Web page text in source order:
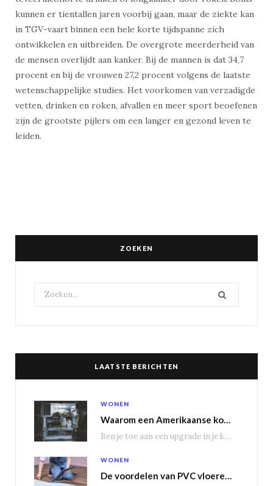
kunnen er tientallen jaren voorbij gaan, maar de ziekte kan
in TGV-vaart binnen een hele korte tijdspanne zich
ontwikkelen en uitbreiden. De overgrote meerderheid van
de mensen overlijdt aan kanker. Bij de mannen is dat 34,7
procent en bij de vrouwen 27,2 procent volgens de laatste
wetenschappelijke studies. Het voorkomen van verzadigde
vetten, drinken en roken, afvallen en meer sport beoefenen
zijn de grootste pijlers om een langer en gezond leven te
leiden.
ZOEKEN
Search
for:
LAATSTE BERICHTEN
WONEN
Waarom een Amerikaanse koelkast je keuken transformeert
Ben je toe aan een upgrade in je keuken? Dan is een Amerikaanse koelkast misschien…
WONEN
De voordelen van PVC vloeren in vergelijking met houten vloeren